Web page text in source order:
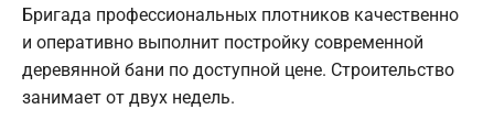
Бригада профессиональных плотников качественно
и оперативно выполнит постройку современной
деревянной бани по доступной цене. Строительство
занимает от двух недель.